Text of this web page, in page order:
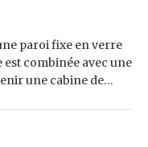
paroi fixe en verre
est combinée avec une
une cabine de…